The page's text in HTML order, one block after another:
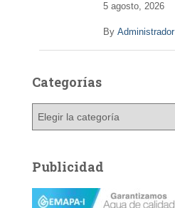
5 agosto, 2026
By Administrador
Categorías
g
o
Publicidad